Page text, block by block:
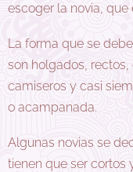
escoger la novia, que
La forma que se
son holgados,
camiseros y casi
o acampanada.
Algunas novias se
tienen que ser cortos